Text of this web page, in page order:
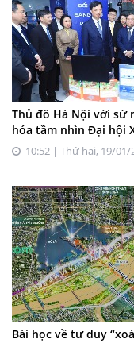
Thủ đô Hà Nội với sứ
hóa tầm nhìn Đại hội
10:52 | Thứ hai, 19/01/
Bài học về tư duy